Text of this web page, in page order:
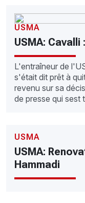
USMA
USMA:
L'entraîneur de
s'était dit prêt à
revenu sur sa
de presse qui sest
USMA
USMA:
Hammadi